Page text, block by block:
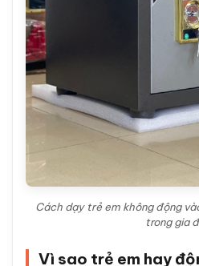
Cách dạy trẻ em không động
trong gia
Vì sao trẻ em hay